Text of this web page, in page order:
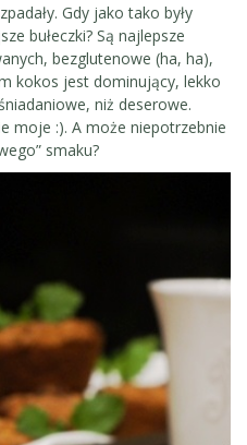
Gdy jako tako były
bułeczki? Są najlepsze
bezglutenowe (ha, ha),
kokos jest dominujący, lekko
niż deserowe.
moje :). A może niepotrzebnie
smaku?